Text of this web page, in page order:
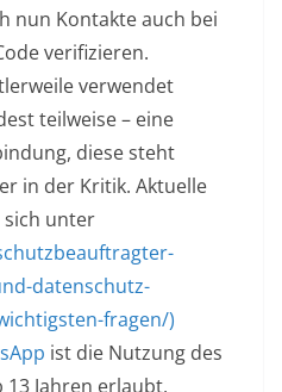
nun Kontakte auch bei
verifizieren.
verwendet
teilweise – eine
diese steht
in der Kritik. Aktuelle
sich unter
datenschutz-
fragen/)
ist die Nutzung des
Jahren erlaubt.